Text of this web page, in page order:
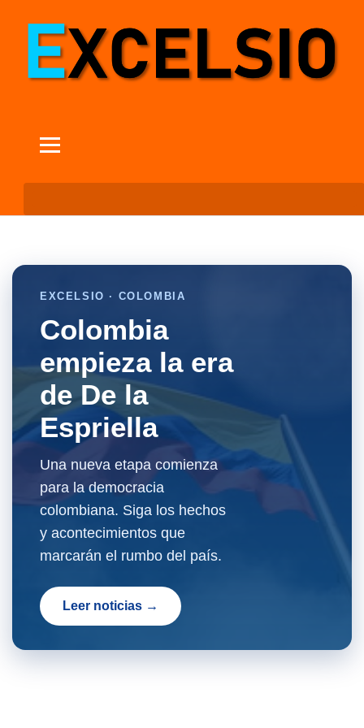
EXCELSIO · COLOMBIA
Colombia
empieza la era
de De la
Espriella
Una nueva etapa comienza
para la democracia
colombiana. Siga los hechos
y acontecimientos que
marcarán el rumbo del país.
Leer noticias →